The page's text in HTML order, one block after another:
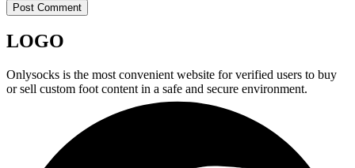
LOGO
Onlysocks is the most convenient website for verified users to buy
or sell custom foot content in a safe and secure environment.